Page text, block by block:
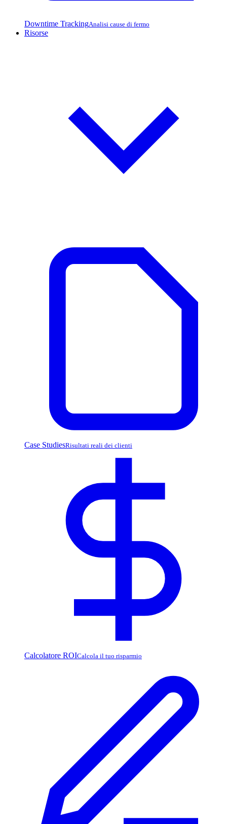
Downtime TrackingAnalisi cause di fermo
Risorse
Case StudiesRisultati reali dei clienti
Calcolatore ROICalcola il tuo risparmio